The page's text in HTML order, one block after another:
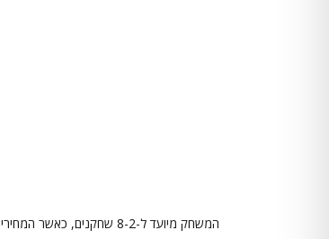
המשחק מיועד ל-8-2 שחקנים, כאשר המחירים משתנים על פי כמות השחקנים. נכון לשנת 2025, אלו הם המחירים הרשמיים: